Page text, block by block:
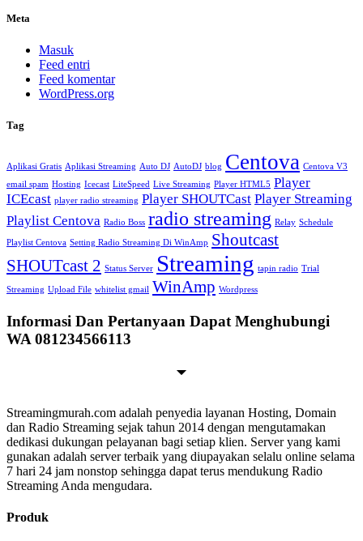
Meta
Masuk
Feed entri
Feed komentar
WordPress.org
Tag
Aplikasi Gratis Aplikasi Streaming Auto DJ AutoDJ blog Centova Centova V3
email spam Hosting Icecast LiteSpeed Live Streaming Player HTML5 Player
ICEcast player radio streaming Player SHOUTCast Player Streaming
Playlist Centova Radio Boss radio streaming Relay Schedule
Playlist Centova Setting Radio Streaming Di WinAmp Shoutcast
SHOUTcast 2 Status Server Streaming tapin radio Trial
Streaming Upload File whitelist gmail WinAmp Wordpress
Informasi Dan Pertanyaan Dapat Menghubungi
WA 081234566113
Streamingmurah.com adalah penyedia layanan Hosting, Domain
dan Radio Streaming sejak tahun 2014 dengan mengutamakan
dedikasi dukungan pelayanan bagi setiap klien. Server yang kami
gunakan adalah server terbaik yang diupayakan selalu online selama
7 hari 24 jam nonstop sehingga dapat terus mendukung Radio
Streaming Anda mengudara.
Produk